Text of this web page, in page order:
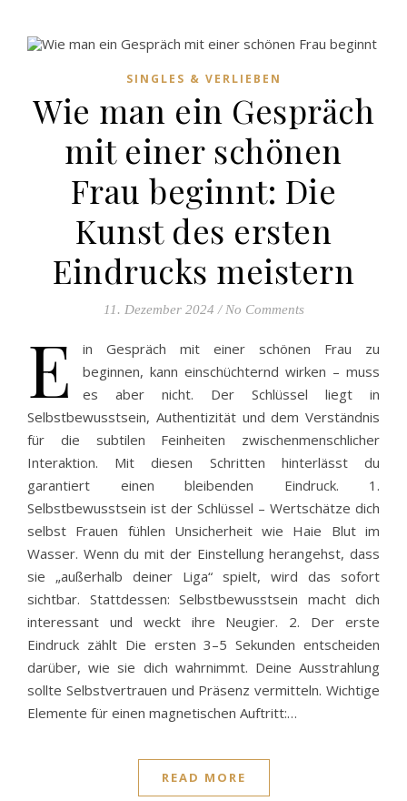
SINGLES & VERLIEBEN
Wie man ein Gespräch
mit einer schönen
Frau beginnt: Die
Kunst des ersten
Eindrucks meistern
11. Dezember 2024 / No Comments
E
in Gespräch mit einer schönen Frau zu
beginnen, kann einschüchternd wirken – muss
es aber nicht. Der Schlüssel liegt in
Selbstbewusstsein, Authentizität und dem Verständnis
für die subtilen Feinheiten zwischenmenschlicher
Interaktion. Mit diesen Schritten hinterlässt du
garantiert einen bleibenden Eindruck. 1.
Selbstbewusstsein ist der Schlüssel – Wertschätze dich
selbst Frauen fühlen Unsicherheit wie Haie Blut im
Wasser. Wenn du mit der Einstellung herangehst, dass
sie „außerhalb deiner Liga“ spielt, wird das sofort
sichtbar. Stattdessen: Selbstbewusstsein macht dich
interessant und weckt ihre Neugier. 2. Der erste
Eindruck zählt Die ersten 3–5 Sekunden entscheiden
darüber, wie sie dich wahrnimmt. Deine Ausstrahlung
sollte Selbstvertrauen und Präsenz vermitteln. Wichtige
Elemente für einen magnetischen Auftritt:…
READ MORE